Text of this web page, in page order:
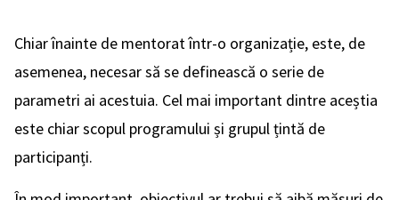
Chiar înainte de mentorat într-o organizație, este, de
asemenea, necesar să se definească o serie de
parametri ai acestuia. Cel mai important dintre aceștia
este chiar scopul programului și grupul țintă de
participanți.